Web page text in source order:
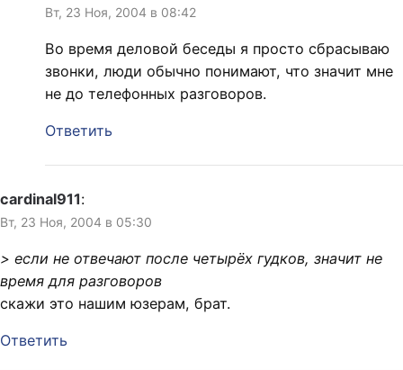
Вт, 23 Ноя, 2004 в 08:42
Во время деловой беседы я просто сбрасываю
звонки, люди обычно понимают, что значит мне
не до телефонных разговоров.
Ответить
cardinal911:
Вт, 23 Ноя, 2004 в 05:30
> если не отвечают после четырёх гудков, значит не
время для разговоров
скажи это нашим юзерам, брат.
Ответить